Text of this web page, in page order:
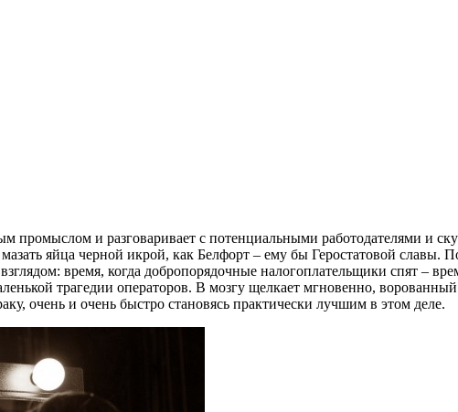
промыслом и разговаривает с потенциальными работодателями и
яйца черной икрой, как Белфорт – ему бы Геростатовой славы.
время, когда добропорядочные налогоплательщики спят –
трагедии операторов. В мозгу щелкает мгновенно,
очень и очень быстро становясь практически лучшим в этом деле.